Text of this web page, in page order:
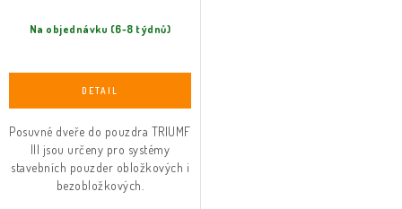
Na objednávku (6-8 týdnů)
Posuvné dveře do pouzdra TRIUMF
III jsou určeny pro systémy
stavebních pouzder obložkových i
bezobložkových.